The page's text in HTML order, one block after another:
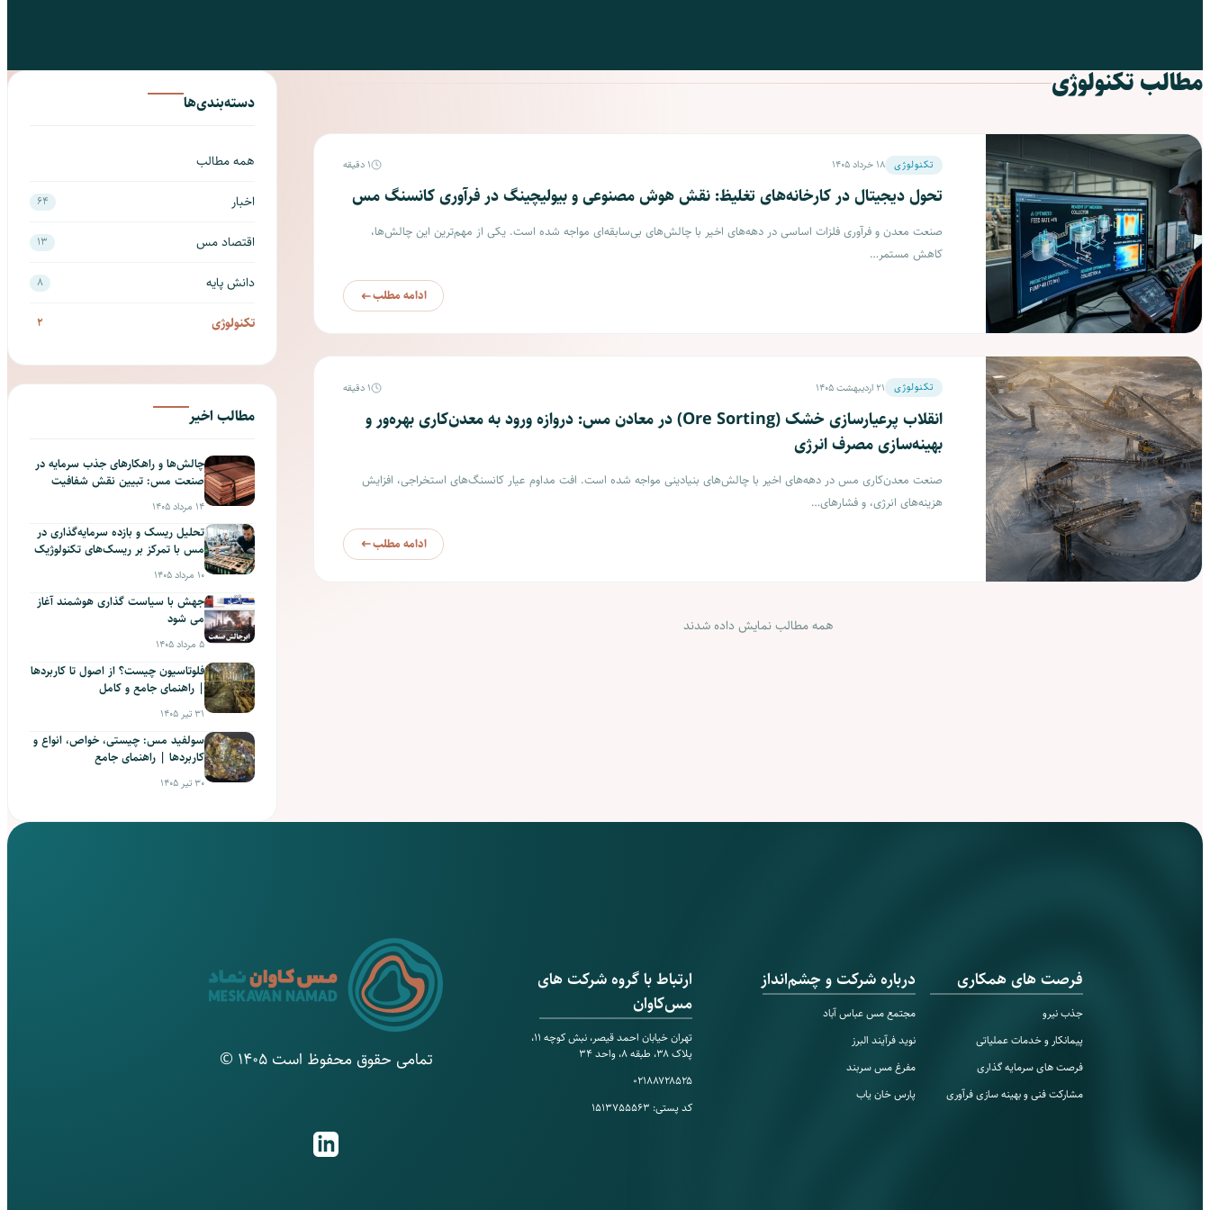
مطالب تکنولوژی
تکنولوژی 18 خرداد 1405 1 دقیقه
تحول دیجیتال در کارخانه‌های تغلیظ: نقش هوش مصنوعی و بیولیچینگ در فرآوری کانسنگ مس
صنعت معدن و فرآوری فلزات اساسی در دهه‌های اخیر با چالش‌های بی‌سابقه‌ای مواجه شده است. یکی از مهم‌ترین این چالش‌ها،
کاهش مستمر…
ادامه مطلب
تکنولوژی 21 اردیبهشت 1405 1 دقیقه
انقلاب پرعیارسازی خشک (Ore Sorting) در معادن مس: دروازه ورود به معدن‌کاری بهره‌ور و
بهینه‌سازی مصرف انرژی
صنعت معدن‌کاری مس در دهه‌های اخیر با چالش‌های بنیادینی مواجه شده است. افت مداوم عیار کانسنگ‌های استخراجی، افزایش
هزینه‌های انرژی، و فشارهای…
ادامه مطلب
همه مطالب نمایش داده شدند
دسته‌بندی‌ها
همه مطالب
اخبار 64
اقتصاد مس 13
دانش پایه 8
تکنولوژی 2
مطالب اخیر
چالش‌ها و راهکارهای جذب سرمایه در
صنعت مس: تبیین نقش شفافیت
14 مرداد 1405
تحلیل ریسک و بازده سرمایه‌گذاری در
مس با تمرکز بر ریسک‌های تکنولوژیک
و بازار10 مرداد 1405
جهش با سیاست گذاری هوشمند آغاز
می شود
5 مرداد 1405
فلوتاسیون چیست؟ از اصول تا کاربردها
| راهنمای جامع و کامل
31 تیر 1405
سولفید مس: چیستی، خواص، انواع و
کاربردها | راهنمای جامع
30 تیر 1405
فرصت های همکاری
جذب نیرو
پیمانکار و خدمات عملیاتی
فرصت های سرمایه گذاری
مشارکت فنی و بهینه سازی فرآوری
درباره شرکت و چشم‌انداز
مجتمع مس‌ عباس آباد
نوید فرآیند البرز
مفرغ مس سربند
پارس خان یاب
ارتباط با گروه شرکت های
مس‌کاوان
تهران خیابان احمد قیصر، نبش کوچه ۱۱،
پلاک ۳۸، طبقه ۸، واحد ۳۴
۰۲۱۸۸۷۲۸۵۲۵
کد پستی: ۱۵۱۳۷۵۵۵۶۳
تمامی حقوق محفوظ است ۱۴۰۵ ©